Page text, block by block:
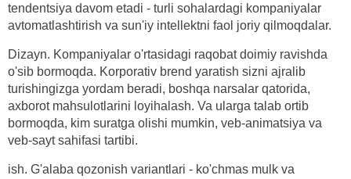
tendentsiya davom etadi - turli sohalardagi kompaniyalar
avtomatlashtirish va sun'iy intellektni faol joriy qilmoqdalar.
Dizayn. Kompaniyalar o'rtasidagi raqobat doimiy ravishda
o'sib bormoqda. Korporativ brend yaratish sizni ajralib
turishingizga yordam beradi, boshqa narsalar qatorida,
axborot mahsulotlarini loyihalash. Va ularga talab ortib
bormoqda, kim suratga olishi mumkin, veb-animatsiya va
veb-sayt sahifasi tartibi.
ish. G'alaba qozonish variantlari - ko'chmas mulk va